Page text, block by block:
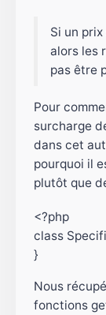
Si un
alors les
pas être
Pour
surcharge
dans cet
pourquoi il
plutôt que
<?php
class
}
Nous
fonctions